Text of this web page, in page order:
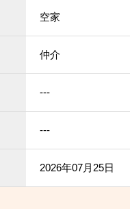
空家
仲介
---
---
2026年07月25日